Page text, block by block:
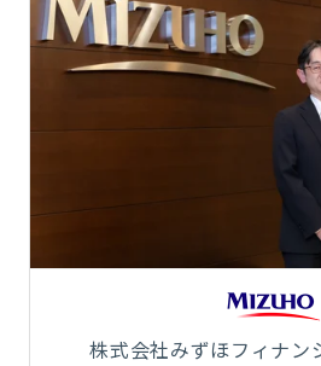
株式会社みずほフィナン